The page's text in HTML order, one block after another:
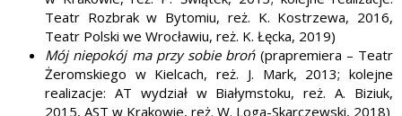
Teatr Rozbrak w Bytomiu, reż. K. Kostrzewa, 2016,
Teatr Polski we Wrocławiu, reż. K. Łęcka, 2019)
Mój niepokój ma przy sobie broń(prapremiera – Teatr
Żeromskiego w Kielcach, reż. J. Mark, 2013; kolejne
realizacje: AT wydział w Białymstoku, reż. A. Biziuk,
2015, AST w Krakowie, reż. W. Loga-Skarczewski, 2018)